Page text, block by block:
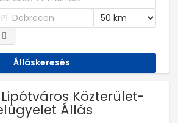
Közterület-
Állás